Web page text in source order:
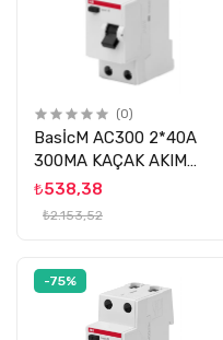
(0)
BasİcM AC300 2*40A
300MA KAÇAK AKIM
ROLESİ ABB
₺538,38
₺2.153,52
-75%